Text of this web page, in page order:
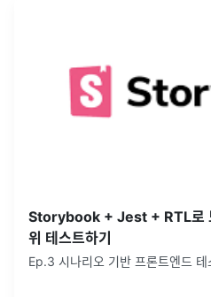
Storybook + Jest + RTL로
위 테스트하기
Ep.3 시나리오 기반 프론트엔드 테